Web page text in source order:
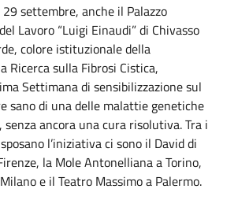
settembre, anche il Palazzo
Lavoro “Luigi Einaudi” di Chivasso
colore istituzionale della
Ricerca sulla Fibrosi Cistica,
Settimana di sensibilizzazione sul
sano di una delle malattie genetiche
ancora una cura risolutiva. Tra i
l’iniziativa ci sono il David di
la Mole Antonelliana a Torino,
e il Teatro Massimo a Palermo.